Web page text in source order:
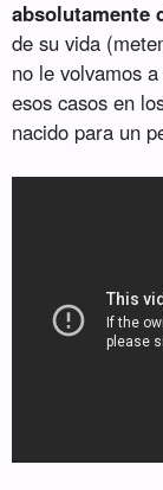
absolutamente
de su vida
no le volvamos
esos casos en
nacido para un